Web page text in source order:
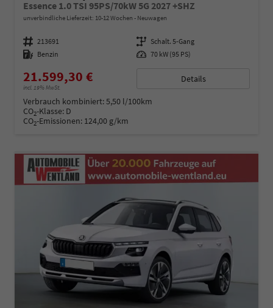
Essence 1.0 TSI 95PS/70kW 5G 2027 +SHZ
unverbindliche Lieferzeit: 10-12 Wochen Neuwagen
Fahrzeugnummer 213691 Getriebe Schalt. 5-Gang
Kraftstoff Benzin Leistung 70 kW (95 PS)
21.599,30 €
incl. 19% MwSt.
Details
Verbrauch kombiniert:5,50 l/100km
CO2-Klasse: D
CO2-Emissionen: 124,00 g/km